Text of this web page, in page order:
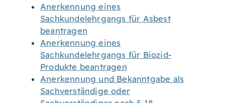
Anerkennung eines
Sachkundelehrgangs für Asbest
beantragen
Anerkennung eines
Sachkundelehrgangs für Biozid-
Produkte beantragen
Anerkennung und Bekanntgabe als
Sachverständige oder